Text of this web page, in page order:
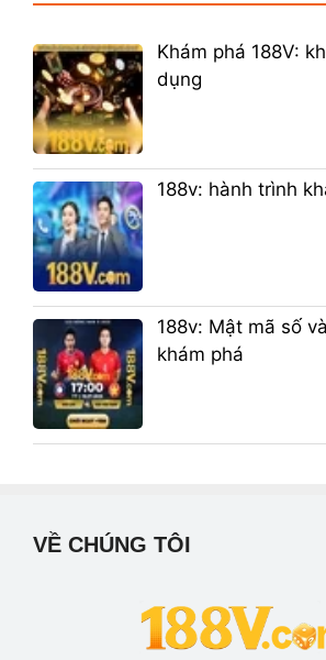
Khám phá 188V:
dụng
188v: hành trình
188v: Mật mã số
khám phá
VỀ CHÚNG TÔI